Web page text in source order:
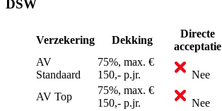
DSW
Verzekering Dekking
Directe
acceptatie
AV
Standaard
75%, max. €
150,- p.jr.
Nee
AV Top
75%, max. €
150,- p.jr.
Nee